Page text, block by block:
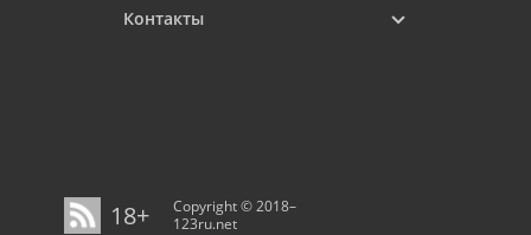
Контакты
18+
Copyright © 2018–
123ru.net